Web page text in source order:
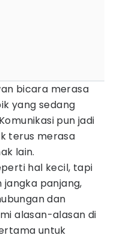
bicara merasa
yang sedang
pun jadi
terus merasa
lain.
hal kecil, tapi
panjang,
dan
alasan-alasan di
untuk